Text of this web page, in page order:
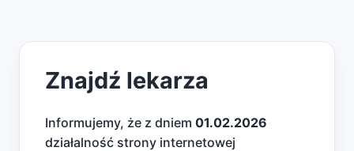
Znajdź lekarza
Informujemy, że z dniem 01.02.2026
działalność strony internetowej